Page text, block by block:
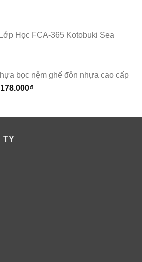
Học FCA-365 Kotobuki Sea
bọc nệm ghế đôn nhựa cao cấp
Original
178.000₫Current
178.000₫.
TY